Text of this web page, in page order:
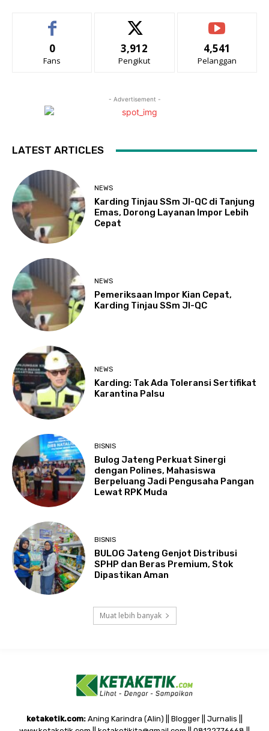
0
Fans
3,912
Pengikut
4,541
Pelanggan
- Advertisement -
LATEST ARTICLES
NEWS
Karding Tinjau SSm JI-QC di Tanjung
Emas, Dorong Layanan Impor Lebih
Cepat
NEWS
Pemeriksaan Impor Kian Cepat,
Karding Tinjau SSm JI-QC
NEWS
Karding: Tak Ada Toleransi Sertifikat
Karantina Palsu
BISNIS
Bulog Jateng Perkuat Sinergi
dengan Polines, Mahasiswa
Berpeluang Jadi Pengusaha Pangan
Lewat RPK Muda
BISNIS
BULOG Jateng Genjot Distribusi
SPHP dan Beras Premium, Stok
Dipastikan Aman
Muat lebih banyak
ketaketik.com: Aning Karindra (Alin) || Blogger || Jurnalis ||